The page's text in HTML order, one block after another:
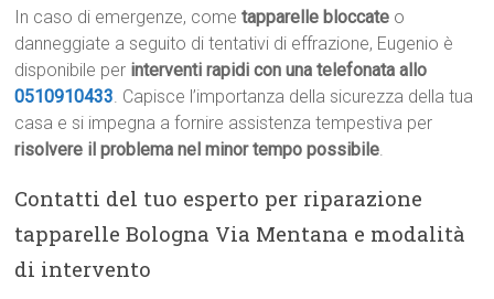
In caso di emergenze, cometapparelle bloccate o
danneggiate a seguito di tentativi di effrazione, Eugenio è
disponibile per interventi rapidi con una telefonata allo
0510910433. Capisce l’importanza della sicurezza della tua
casa e si impegna a fornire assistenza tempestiva per
risolvere il problema nel minor tempo possibile.
Contatti del tuo esperto per riparazione
tapparelle Bologna Via Mentana e modalità
di intervento